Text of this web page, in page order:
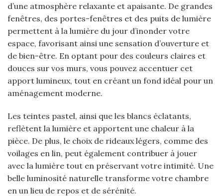
d’une atmosphère relaxante et apaisante. De grandes
fenêtres, des portes-fenêtres et des puits de lumière
permettent à la lumière du jour d’inonder votre
espace, favorisant ainsi une sensation d’ouverture et
de bien-être. En optant pour des couleurs claires et
douces sur vos murs, vous pouvez accentuer cet
apport lumineux, tout en créant un fond idéal pour un
aménagement moderne.
Les teintes pastel, ainsi que les blancs éclatants,
reflètent la lumière et apportent une chaleur à la
pièce. De plus, le choix de rideaux légers, comme des
voilages en lin, peut également contribuer à jouer
avec la lumière tout en préservant votre intimité. Une
belle luminosité naturelle transforme votre chambre
en un lieu de repos et de sérénité.